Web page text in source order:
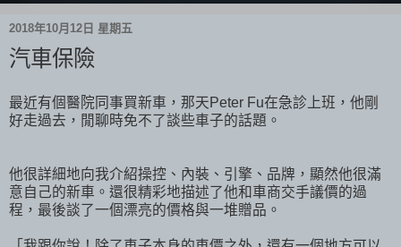
2018年10月12日 星期五
汽車保險
最近有個醫院同事買新車，那天Peter Fu在急診上班，他剛
好走過去，閒聊時免不了談些車子的話題。
他很詳細地向我介紹操控、內裝、引擎、品牌，顯然他很滿
意自己的新車。還很精彩地描述了他和車商交手議價的過
程，最後談了一個漂亮的價格與一堆贈品。